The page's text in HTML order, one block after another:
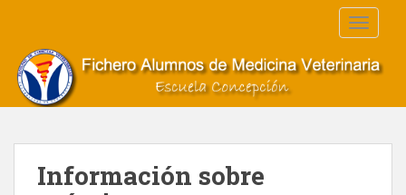
Información sobre